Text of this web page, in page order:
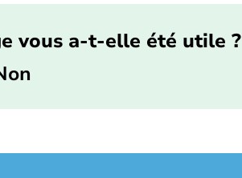
vous a-t-elle été utile ?